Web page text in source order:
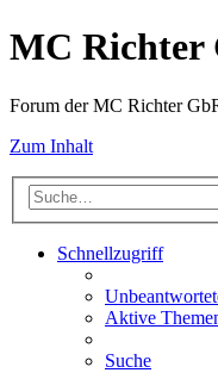
MC Richter
Forum der MC Richter
Zum Inhalt
Schnellzugriff
Aktive
Suche